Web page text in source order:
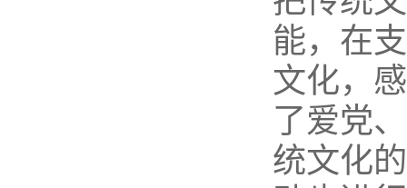
能，在
文化，
了爱党
统文化